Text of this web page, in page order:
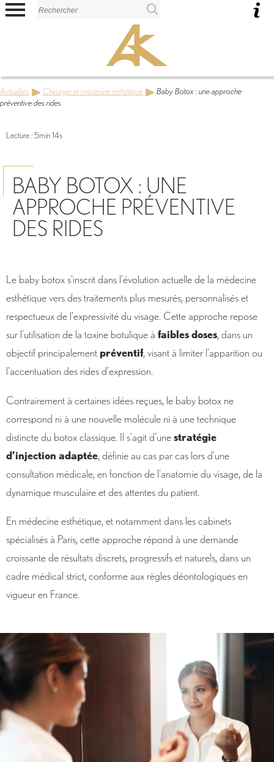
Actualités Chirurgie et médecine esthétique
Baby Botox : une approche
préventive des rides
Lecture : 5min 14s
BABY BOTOX : UNE
APPROCHE PRÉVENTIVE
DES RIDES
Le baby botox s’inscrit dans l’évolution actuelle de la médecine
esthétique vers des traitements plus mesurés, personnalisés et
respectueux de l’expressivité du visage. Cette approche repose
sur l’utilisation de la toxine botulique à faibles doses, dans un
objectif principalementpréventif, visant à limiter l’apparition ou
l’accentuation des rides d’expression.
Contrairement à certaines idées reçues, le baby botox ne
correspond ni à une nouvelle molécule ni à une technique
distincte du botox classique. Il s’agit d’unestratégie
d’injection adaptée, définie au cas par cas lors d’une
consultation médicale, en fonction de l’anatomie du visage, de la
dynamique musculaire et des attentes du patient.
En médecine esthétique, et notamment dans les cabinets
spécialisés à Paris, cette approche répond à une demande
croissante de résultats discrets, progressifs et naturels, dans un
cadre médical strict, conforme aux règles déontologiques en
vigueur en France.
Panneau de gestion des cookies